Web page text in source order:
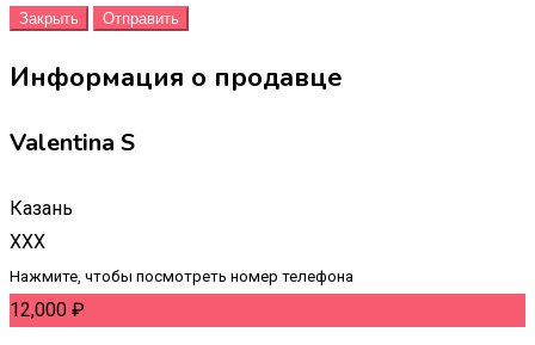
Закрыть Отправить
Информация о продавце
Valentina S
Казань
XXX
Нажмите, чтобы посмотреть номер телефона
12,000 ₽